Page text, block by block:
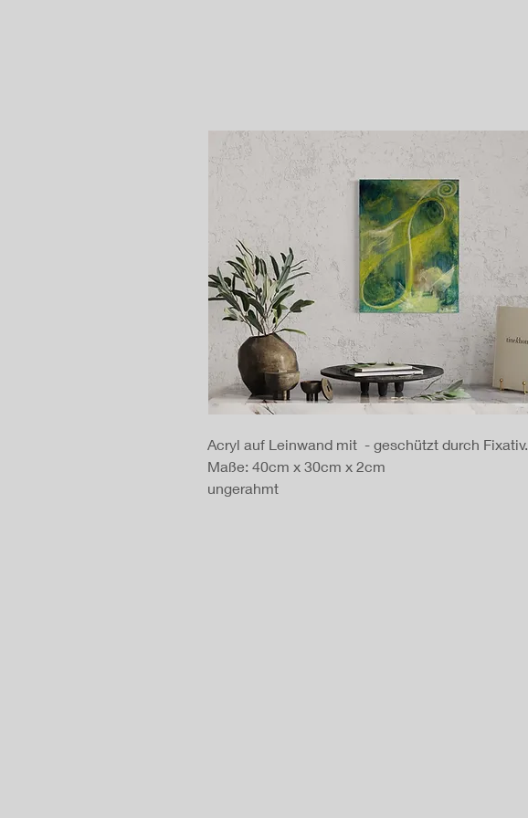
Acryl auf Leinwand mit - geschützt durch Fixativ.
Maße: 40cm x 30cm x 2cm
ungerahmt